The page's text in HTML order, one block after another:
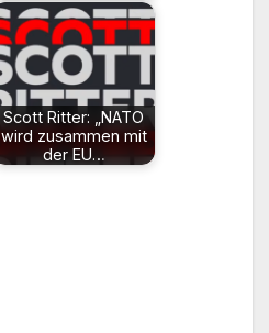
Scott Ritter: „NATO
wird zusammen mit
der EU…